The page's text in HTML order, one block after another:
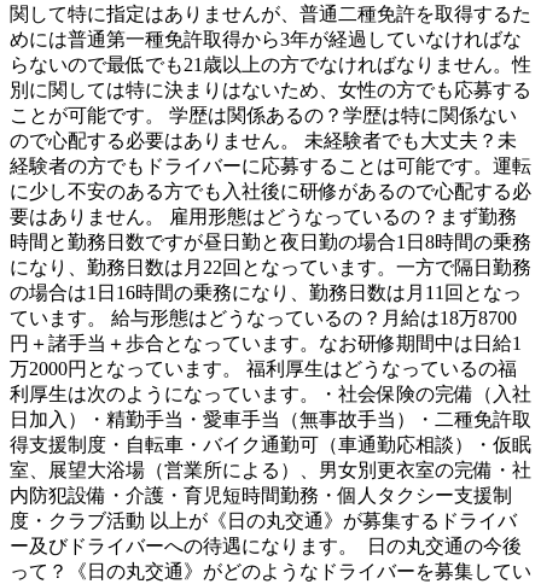
関して特に指定はありませんが、普通二種免許を取得するた
めには普通第一種免許取得から3年が経過していなければな
らないので最低でも21歳以上の方でなければなりません。性
別に関しては特に決まりはないため、女性の方でも応募する
ことが可能です。 学歴は関係あるの？学歴は特に関係ない
ので心配する必要はありません。 未経験者でも大丈夫？未
経験者の方でもドライバーに応募することは可能です。運転
に少し不安のある方でも入社後に研修があるので心配する必
要はありません。 雇用形態はどうなっているの？まず勤務
時間と勤務日数ですが昼日勤と夜日勤の場合1日8時間の乗務
になり、勤務日数は月22回となっています。一方で隔日勤務
の場合は1日16時間の乗務になり、勤務日数は月11回となっ
ています。 給与形態はどうなっているの？月給は18万8700
円＋諸手当＋歩合となっています。なお研修期間中は日給1
万2000円となっています。 福利厚生はどうなっているの福
利厚生は次のようになっています。・社会保険の完備（入社
日加入）・精勤手当・愛車手当（無事故手当）・二種免許取
得支援制度・自転車・バイク通勤可（車通勤応相談）・仮眠
室、展望大浴場（営業所による）、男女別更衣室の完備・社
内防犯設備・介護・育児短時間勤務・個人タクシー支援制
度・クラブ活動 以上が《日の丸交通》が募集するドライバ
ー及びドライバーへの待遇になります。 日の丸交通の今後
って？《日の丸交通》がどのようなドライバーを募集してい